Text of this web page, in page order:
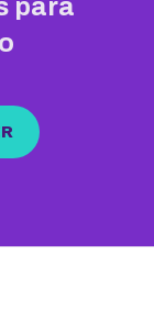
para